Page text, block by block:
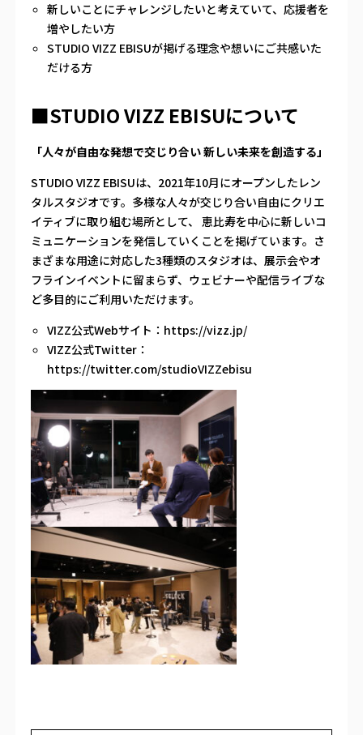
新しいことにチャレンジしたいと考えていて、応援者を
増やしたい方
STUDIO VIZZ EBISUが掲げる理念や想いにご共感いた
だける方
■STUDIO VIZZ EBISUについて
「人々が自由な発想で交じり合い 新しい未来を創造する」
STUDIO VIZZ EBISUは、2021年10月にオープンしたレン
タルスタジオです。多様な人々が交じり合い自由にクリエ
イティブに取り組む場所として、 恵比寿を中心に新しいコ
ミュニケーションを発信していくことを掲げています。さ
まざまな用途に対応した3種類のスタジオは、展示会やオ
フラインイベントに留まらず、ウェビナーや配信ライブな
ど多目的にご利用いただけます。
VIZZ公式Webサイト： https://vizz.jp/
VIZZ公式Twitter：
https://twitter.com/studioVIZZebisu